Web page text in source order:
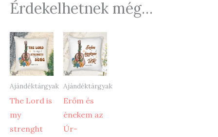
Érdekelhetnek még…
Ajándéktárgyak
The Lord is
my
strenght
Ajándéktárgyak
Erőm és
énekem az
Úr-